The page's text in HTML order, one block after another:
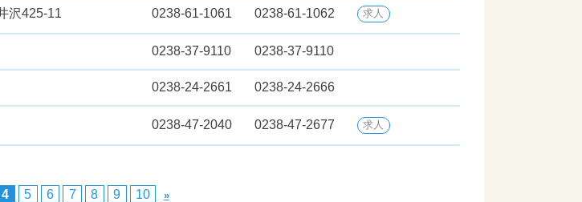
沢425-11 0238-61-1061 0238-61-1062 求人
0238-37-9110 0238-37-9110
0238-24-2661 0238-24-2666
0238-47-2040 0238-47-2677 求人
4 5 6 7 8 9 10 »